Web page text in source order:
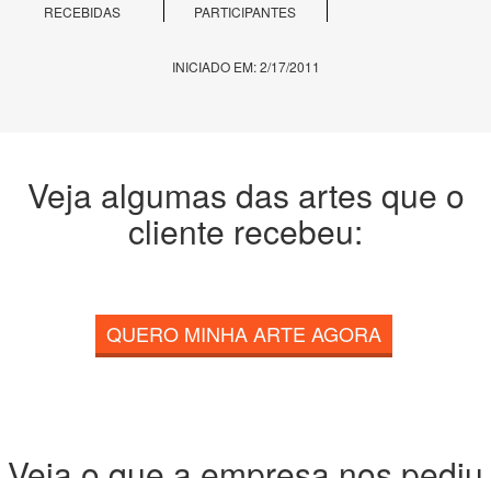
RECEBIDAS
PARTICIPANTES
INICIADO EM: 2/17/2011
Veja algumas das artes que o
cliente recebeu:
QUERO MINHA ARTE AGORA